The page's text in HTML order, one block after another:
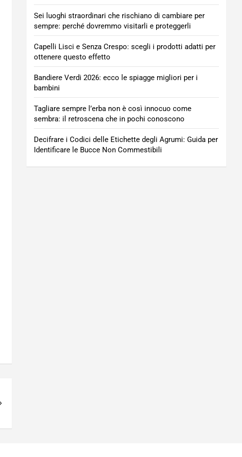
Sei luoghi straordinari che rischiano di cambiare per
sempre: perché dovremmo visitarli e proteggerli
Capelli Lisci e Senza Crespo: scegli i prodotti adatti per
ottenere questo effetto
Bandiere Verdi 2026: ecco le spiagge migliori per i
bambini
Tagliare sempre l’erba non è così innocuo come
sembra: il retroscena che in pochi conoscono
Decifrare i Codici delle Etichette degli Agrumi: Guida per
Identificare le Bucce Non Commestibili